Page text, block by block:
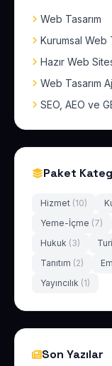
Web Tasarım
Kurumsal Web
Hazır Web
Web Tasarım
SEO, AEO ve
Paket
Hizmet (10)
Yeme-İçme (7)
Hukuk (3)
Tanıtım (2)
Yayıncılık (1)
Son Yazılar